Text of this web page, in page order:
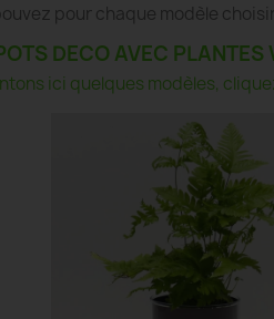
pour chaque modèle
DECO AVEC
ici quelques modèles,